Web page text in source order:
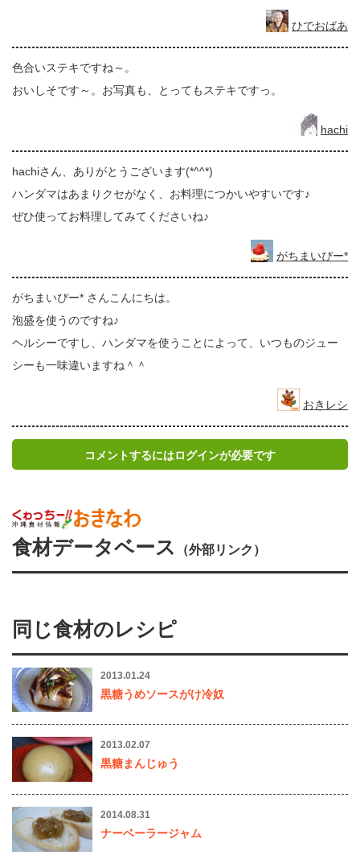
ひでおばあ
色合いステキですね～。
おいしそです～。お写真も、とってもステキですっ。
hachi
hachiさん、ありがとうございます(*^^*)
ハンダマはあまりクセがなく、お料理につかいやすいです♪
ぜひ使ってお料理してみてくださいね♪
がちまいぴー*
がちまいぴー* さんこんにちは。
泡盛を使うのですね♪
ヘルシーですし、ハンダマを使うことによって、いつものジュー
シーも一味違いますね＾＾
おきレシ
コメントするにはログインが必要です
食材データベース （外部リンク）
同じ食材のレシピ
2013.01.24
黒糖うめソースがけ冷奴
2013.02.07
黒糖まんじゅう
2014.08.31
ナーベーラージャム